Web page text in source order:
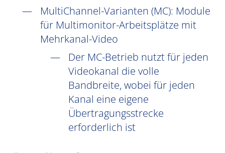
MultiChannel-Varianten (MC): Module
für Multimonitor-Arbeitsplätze mit
Mehrkanal-Video
Der MC-Betrieb nutzt für jeden
Videokanal die volle
Bandbreite, wobei für jeden
Kanal eine eigene
Übertragungsstrecke
erforderlich ist